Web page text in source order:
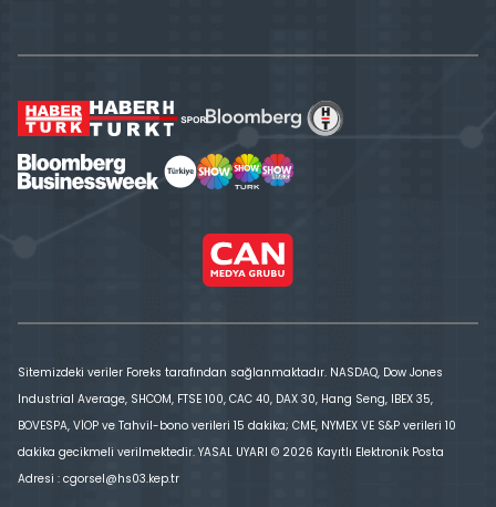
Sitemizdeki veriler Foreks tarafından sağlanmaktadır. NASDAQ, Dow Jones
Industrial Average, SHCOM, FTSE 100, CAC 40, DAX 30, Hang Seng, IBEX 35,
BOVESPA, VİOP ve Tahvil-bono verileri 15 dakika; CME, NYMEX VE S&P verileri 10
dakika gecikmeli verilmektedir. YASAL UYARI © 2026 Kayıtlı Elektronik Posta
Adresi : cgorsel@hs03.kep.tr